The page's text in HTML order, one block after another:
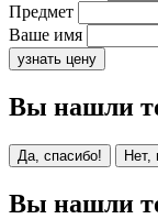
Предмет
Ваше имя
узнать цену
Вы нашли
Да, спасибо! Нет,
Вы нашли